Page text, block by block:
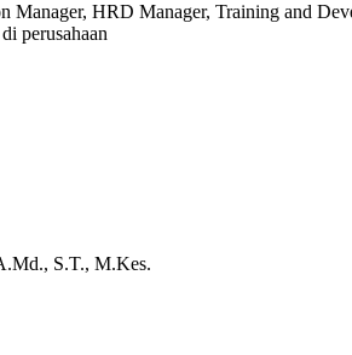
Manager, HRD Manager, Training and
perusahaan
S.T., M.Kes.